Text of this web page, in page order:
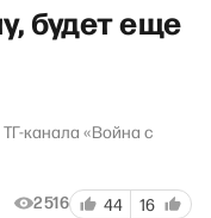
будет еще
канала «Война с
2516 44 16